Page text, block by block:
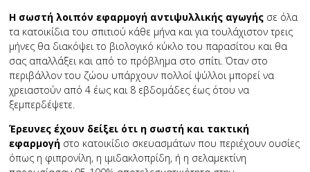
Η σωστή λοιπόν εφαρμογή αντιψυλλικής αγωγής σε όλα
τα κατοικίδια του σπιτιού κάθε μήνα και για τουλάχιστον τρεις
μήνες θα διακόψει το βιολογικό κύκλο του παρασίτου και θα
σας απαλλάξει και από το πρόβλημα στο σπίτι. Όταν στο
περιβάλλον του ζώου υπάρχουν πολλοί ψύλλοι μπορεί να
χρειαστούν από 4 έως και 8 εβδομάδες έως ότου να
ξεμπερδέψετε.
Έρευνες έχουν δείξει ότι η σωστή και τακτική
εφαρμογή στο κατοικίδιο σκευασμάτων που περιέχουν ουσίες
όπως η φιπρονίλη, η ιμιδακλοπρίδη, ή η σελαμεκτίνη